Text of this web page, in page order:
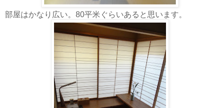
部屋はかなり広い。80平米ぐらいあると思います。